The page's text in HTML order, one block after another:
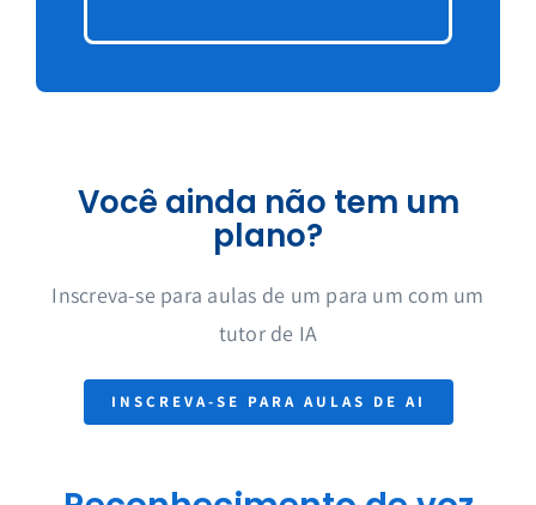
Você ainda não tem um
plano?
Inscreva-se para aulas de um para um com um
tutor de IA
INSCREVA-SE PARA AULAS DE AI